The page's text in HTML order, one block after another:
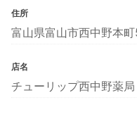
住所
富山県富山市西中野本
店名
チューリップ西中野薬局